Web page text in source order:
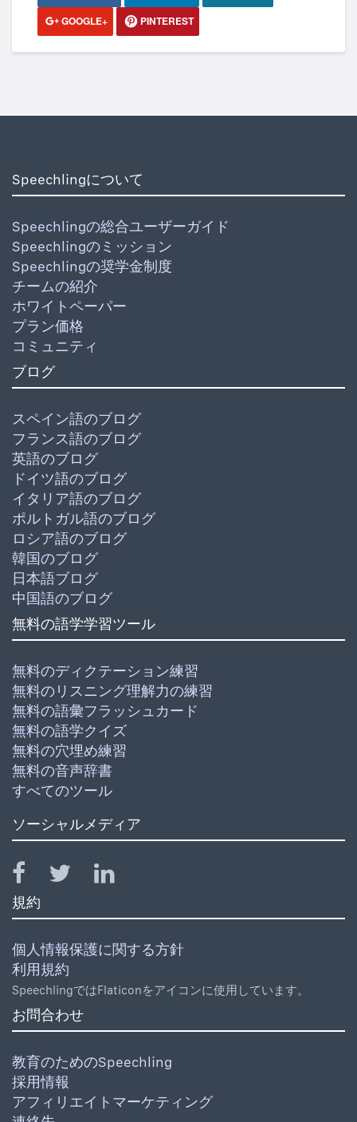
GOOGLE+
PINTEREST
Speechlingについて
Speechlingの総合ユーザーガイド
Speechlingのミッション
Speechlingの奨学金制度
チームの紹介
ホワイトペーパー
プラン価格
コミュニティ
ブログ
スペイン語のブログ
フランス語のブログ
英語のブログ
ドイツ語のブログ
イタリア語のブログ
ポルトガル語のブログ
ロシア語のブログ
韓国のブログ
日本語ブログ
中国語のブログ
無料の語学学習ツール
無料のディクテーション練習
無料のリスニング理解力の練習
無料の語彙フラッシュカード
無料の語学クイズ
無料の穴埋め練習
無料の音声辞書
すべてのツール
ソーシャルメディア
規約
個人情報保護に関する方針
利用規約
SpeechlingではFlaticonをアイコンに使用しています。
お問合わせ
教育のためのSpeechling
採用情報
アフィリエイトマーケティング